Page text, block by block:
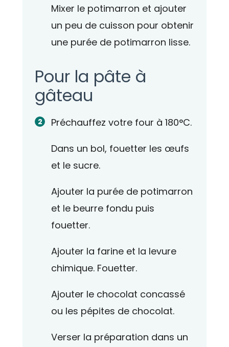
Mixer le potimarron et ajouter
un peu de cuisson pour obtenir
une purée de potimarron lisse.
Pour la pâte à
gâteau
Préchauffez votre four à 180°C.
Dans un bol, fouetter les œufs
et le sucre.
Ajouter la purée de potimarron
et le beurre fondu puis
fouetter.
Ajouter la farine et la levure
chimique. Fouetter.
Ajouter le chocolat concassé
ou les pépites de chocolat.
Verser la préparation dans un